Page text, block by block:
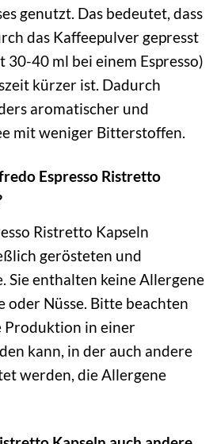
genutzt. Das bedeutet, dass
das Kaffeepulver gepresst
30-40 ml bei einem Espresso)
kürzer ist. Dadurch
aromatischer und
mit weniger Bitterstoffen.
Espresso Ristretto
Ristretto Kapseln
gerösteten und
Sie enthalten keine Allergene
oder Nüsse. Bitte beachten
Produktion in einer
kann, in der auch andere
werden, die Allergene